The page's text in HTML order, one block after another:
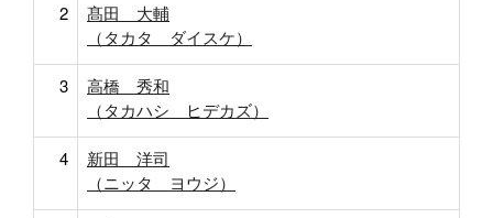
2
髙田 大輔
（タカタ ダイスケ）
3
高橋 秀和
（タカハシ ヒデカズ）
4
新田 洋司
（ニッタ ヨウジ）